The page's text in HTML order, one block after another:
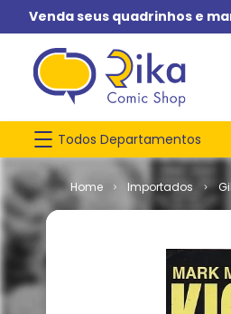
Venda seus quadrinhos e
Todos Departamentos
Importados